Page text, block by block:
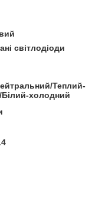
світлодіоди
Теплий-
холодний